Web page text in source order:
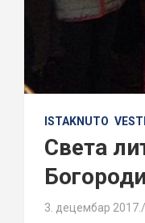
ISTAKNUTO VESTI
Света
3. децембар 2017.